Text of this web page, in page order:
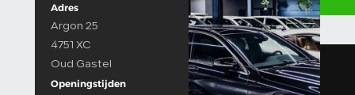
Adres
Argon 25
4751 XC
Oud Gastel
Openingstijden